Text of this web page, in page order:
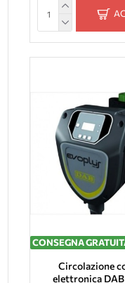
CONSEGNA
Circolazione
elettronica DAB